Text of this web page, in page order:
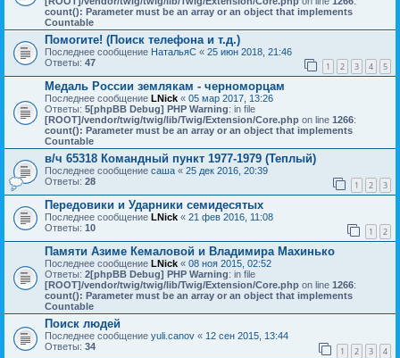
count(): Parameter must be an array or an object that implements
Countable
Помогите! (Поиск телефона и т.д.)
Последнее сообщение НатальяС « 25 июн 2018, 21:46
Ответы: 47 1 2 3 4 5
Медаль России землякам - черноморцам
Последнее сообщение LNick « 05 мар 2017, 13:26
Ответы: 5[phpBB Debug] PHP Warning: in file
[ROOT]/vendor/twig/twig/lib/Twig/Extension/Core.php on line 1266:
count(): Parameter must be an array or an object that implements
Countable
в/ч 65318 Командный пункт 1977-1979 (Теплый)
Последнее сообщение саша « 25 дек 2016, 20:39
Ответы: 28 1 2 3
Передовики и Ударники семидесятых
Последнее сообщение LNick « 21 фев 2016, 11:08
Ответы: 10 1 2
Памяти Азиме Кемаловой и Владимира Махинько
Последнее сообщение LNick « 08 ноя 2015, 02:52
Ответы: 2[phpBB Debug] PHP Warning: in file
[ROOT]/vendor/twig/twig/lib/Twig/Extension/Core.php on line 1266:
count(): Parameter must be an array or an object that implements
Countable
Поиск людей
Последнее сообщение yuli.canov « 12 сен 2015, 13:44
Ответы: 34 1 2 3 4